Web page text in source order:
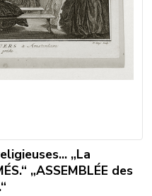
„La
„ASSEMBLÉE des